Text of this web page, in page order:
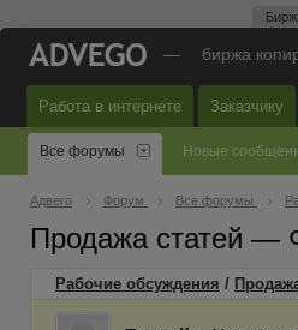
— биржа
Работа в интернете Заказчику
Все форумы Новые
Адвего Форум Все форумы
Продажа статей —
Рабочие обсуждения /